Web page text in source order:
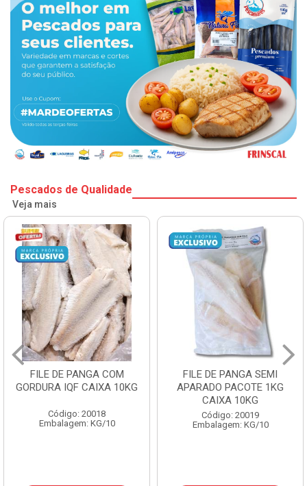
Pescados de Qualidade
Veja mais
FILE DE PANGA COM
GORDURA IQF CAIXA 10KG
Código: 20018
Embalagem: KG/10
FILE DE PANGA SEMI
APARADO PACOTE 1KG
CAIXA 10KG
Código: 20019
Embalagem: KG/10